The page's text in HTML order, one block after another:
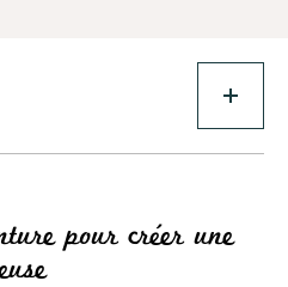
pour créer une